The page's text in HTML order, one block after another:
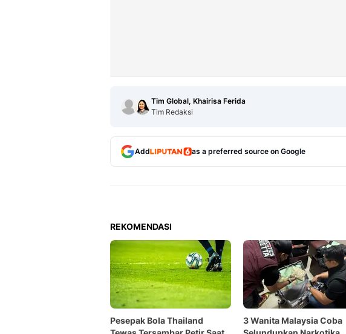
Tim Global, Khairisa Ferida
Tim Redaksi
Add as a preferred source on Google
REKOMENDASI
Pesepak Bola Thailand
3 Wanita Malaysia Coba